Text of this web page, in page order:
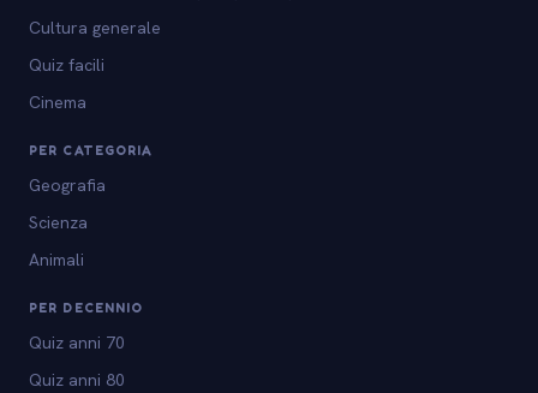
Cultura generale
Quiz facili
Cinema
PER CATEGORIA
Geografia
Scienza
Animali
PER DECENNIO
Quiz anni 70
Quiz anni 80